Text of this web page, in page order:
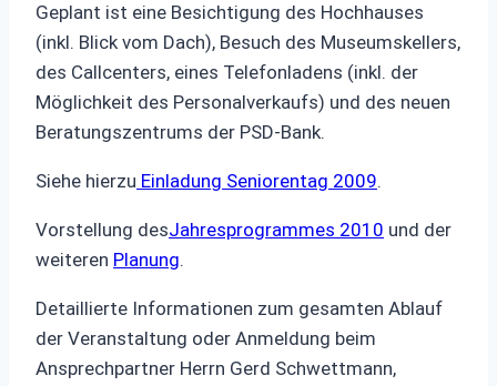
Geplant ist eine Besichtigung des Hochhauses
(inkl. Blick vom Dach), Besuch des Museumskellers,
des Callcenters, eines Telefonladens (inkl. der
Möglichkeit des Personalverkaufs) und des neuen
Beratungszentrums der PSD-Bank.
Siehe hierzu Einladung Seniorentag 2009.
Vorstellung desJahresprogrammes 2010 und der
weiteren Planung.
Detaillierte Informationen zum gesamten Ablauf
der Veranstaltung oder Anmeldung beim
Ansprechpartner Herrn Gerd Schwettmann,